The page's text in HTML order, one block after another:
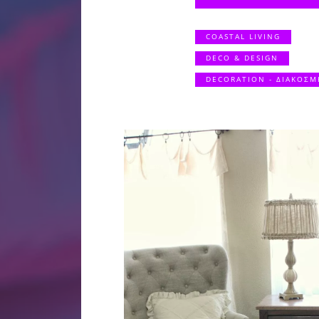
COASTAL LIVING
DECO & DESIGN
DECORATION -